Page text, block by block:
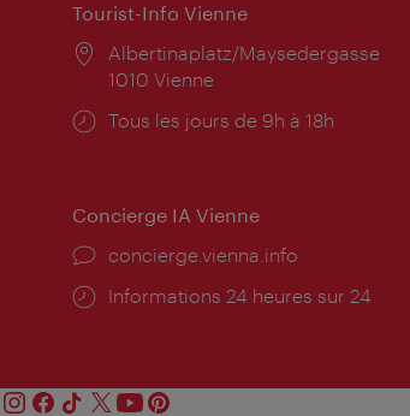
Tourist-Info Vienne
Lieu:
Albertinaplatz/Maysedergasse
1010 Vienne
Horaires
Tous les jours de 9h à 18h
Concierge IA Vienne
Ort:
concierge.vienna.info
Öffnungszeiten:
Informations 24 heures sur 24